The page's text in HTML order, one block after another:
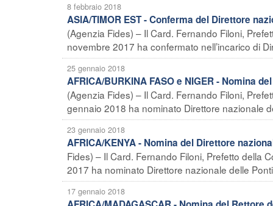
8 febbraio 2018
ASIA/TIMOR EST - Conferma del Direttore
(Agenzia Fides) – Il Card. Fernando Filoni,
novembre 2017 ha confermato nell’incarico di
25 gennaio 2018
AFRICA/BURKINA FASO e NIGER - Nomina
(Agenzia Fides) – Il Card. Fernando Filoni,
gennaio 2018 ha nominato Direttore nazionale
23 gennaio 2018
AFRICA/KENYA - Nomina del Direttore
Fides) – Il Card. Fernando Filoni, Prefetto della
2017 ha nominato Direttore nazionale delle
17 gennaio 2018